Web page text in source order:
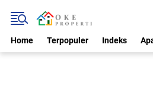
Home Terpopuler Indeks